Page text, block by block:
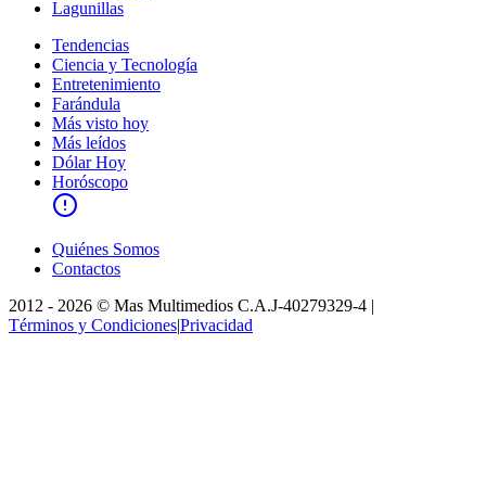
Lagunillas
Tendencias
Ciencia y Tecnología
Entretenimiento
Farándula
Más visto hoy
Más leídos
Dólar Hoy
Horóscopo
Quiénes Somos
Contactos
2012 - 2026 © Mas Multimedios C.A.J-40279329-4 |
Términos y Condiciones|Privacidad